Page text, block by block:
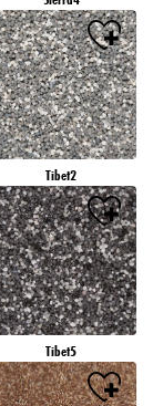
Tibet2
Tibet5